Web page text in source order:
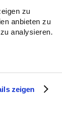
zu
anbieten zu
analysieren.
zeigen
und lag
“Wir